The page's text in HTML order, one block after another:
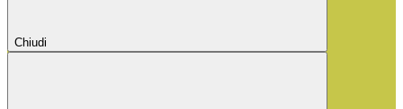
Chiudi